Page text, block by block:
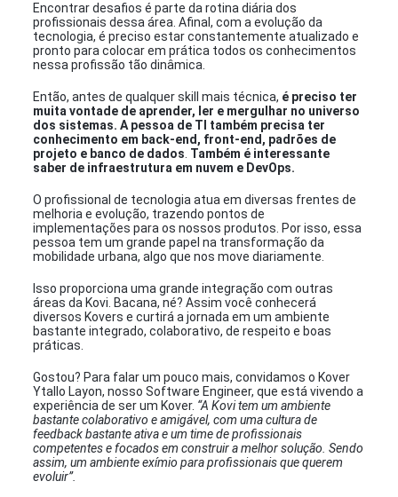
Encontrar desafios é parte da rotina diária dos
profissionais dessa área. Afinal, com a evolução da
tecnologia, é preciso estar constantemente atualizado e
pronto para colocar em prática todos os conhecimentos
nessa profissão tão dinâmica.
Então, antes de qualquer skill mais técnica, é preciso ter
muita vontade de aprender, ler e mergulhar no universo
dos sistemas. A pessoa de TI também precisa ter
conhecimento em back-end, front-end, padrões de
projeto e banco de dados Também é interessante
saber de infraestrutura em nuvem e DevOps.
O profissional de tecnologia atua em diversas frentes de
melhoria e evolução, trazendo pontos de
implementações para os nossos produtos. Por isso, essa
pessoa tem um grande papel na transformação da
mobilidade urbana, algo que nos move diariamente.
Isso proporciona uma grande integração com outras
áreas da Kovi. Bacana, né? Assim você conhecerá
diversos Kovers e curtirá a jornada em um ambiente
bastante integrado, colaborativo, de respeito e boas
práticas.
Gostou? Para falar um pouco mais, convidamos o Kover
Ytallo Layon, nosso Software Engineer, que está vivendo a
experiência de ser um Kover. “A Kovi tem um ambiente
bastante colaborativo e amigável, com uma cultura de
feedback bastante ativa e um time de profissionais
competentes e focados em construir a melhor solução. Sendo
assim, um ambiente exímio para profissionais que querem
evoluir”.